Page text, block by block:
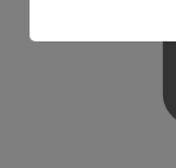
Informationen